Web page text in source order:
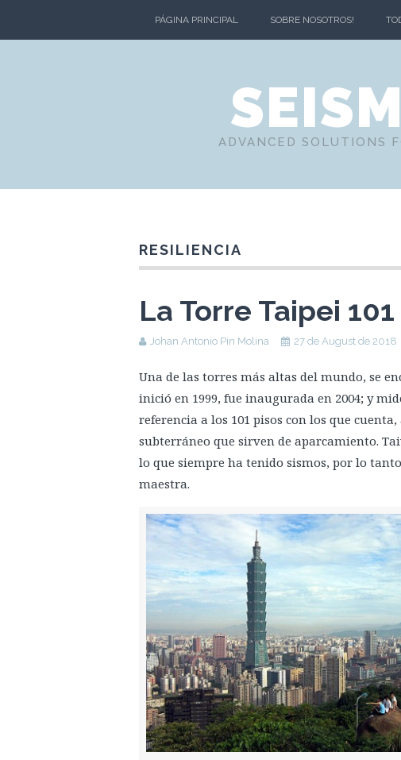
PÁGINA PRINCIPAL SOBRE NOSOTROS!
ADVANCED SOLUTIONS
RESILIENCIA
La Torre Taipei 101
Johan Antonio Pin Molina 27 de August de 2018
Una de las torres más altas del mundo, se
inició en 1999, fue inaugurada en 2004; y
referencia a los 101 pisos con los que
subterráneo que sirven de aparcamiento.
lo que siempre ha tenido sismos, por lo
maestra.